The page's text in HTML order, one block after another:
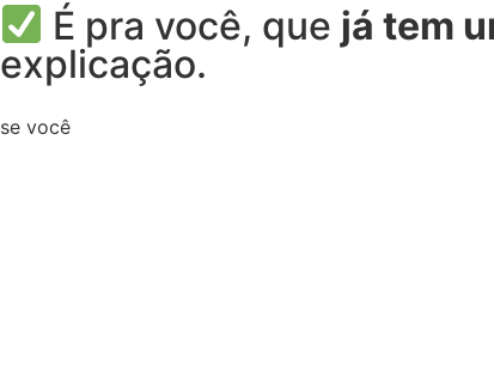
É pra você, que já tem
explicação.
se você